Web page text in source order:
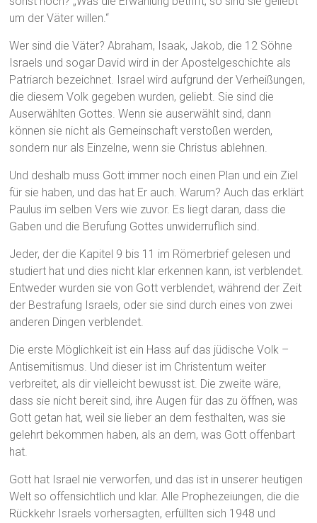
um der Väter willen.“
Wer sind die Väter? Abraham, Isaak, Jakob, die 12 Söhne
Israels und sogar David wird in der Apostelgeschichte als
Patriarch bezeichnet. Israel wird aufgrund der Verheißungen,
die diesem Volk gegeben wurden, geliebt. Sie sind die
Auserwählten Gottes. Wenn sie auserwählt sind, dann
können sie nicht als Gemeinschaft verstoßen werden,
sondern nur als Einzelne, wenn sie Christus ablehnen.
Und deshalb muss Gott immer noch einen Plan und ein Ziel
für sie haben, und das hat Er auch. Warum? Auch das erklärt
Paulus im selben Vers wie zuvor. Es liegt daran, dass die
Gaben und die Berufung Gottes unwiderruflich sind.
Jeder, der die Kapitel 9 bis 11 im Römerbrief gelesen und
studiert hat und dies nicht klar erkennen kann, ist verblendet.
Entweder wurden sie von Gott verblendet, während der Zeit
der Bestrafung Israels, oder sie sind durch eines von zwei
anderen Dingen verblendet.
Die erste Möglichkeit ist ein Hass auf das jüdische Volk –
Antisemitismus. Und dieser ist im Christentum weiter
verbreitet, als dir vielleicht bewusst ist. Die zweite wäre,
dass sie nicht bereit sind, ihre Augen für das zu öffnen, was
Gott getan hat, weil sie lieber an dem festhalten, was sie
gelehrt bekommen haben, als an dem, was Gott offenbart
hat.
Gott hat Israel nie verworfen, und das ist in unserer heutigen
Welt so offensichtlich und klar. Alle Prophezeiungen, die die
Rückkehr Israels vorhersagten, erfüllten sich 1948 und